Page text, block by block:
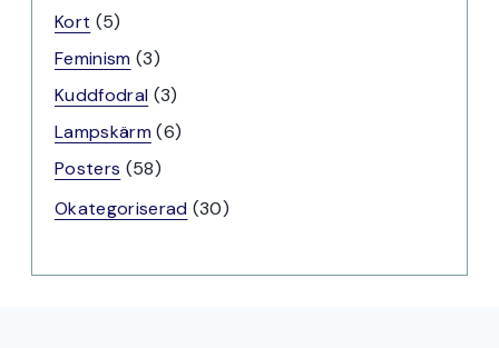
Kort 55
produkter
Feminism 33
produkter
Kuddfodral 33
produkter
Lampskärm 66
Posters 5858
produkter
Okategoriserad 3030